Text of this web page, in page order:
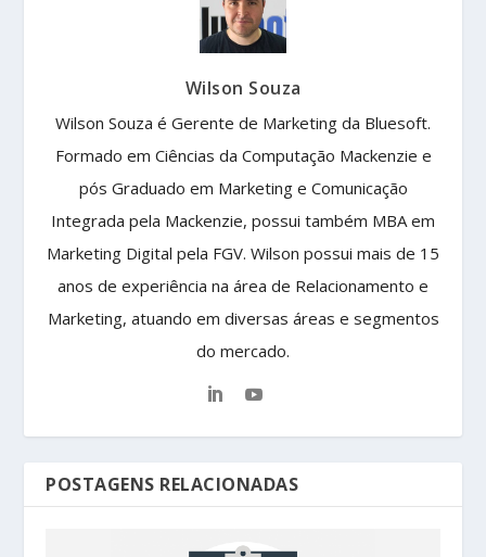
Wilson Souza
Wilson Souza é Gerente de Marketing da Bluesoft.
Formado em Ciências da Computação Mackenzie e
pós Graduado em Marketing e Comunicação
Integrada pela Mackenzie, possui também MBA em
Marketing Digital pela FGV. Wilson possui mais de 15
anos de experiência na área de Relacionamento e
Marketing, atuando em diversas áreas e segmentos
do mercado.
POSTAGENS RELACIONADAS